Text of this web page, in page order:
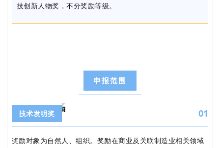
技创新人物奖，不分奖励等级。
申报范围
技术发明奖 01
奖励对象为自然人、组织。 奖励在商业及关联制造业相关领域